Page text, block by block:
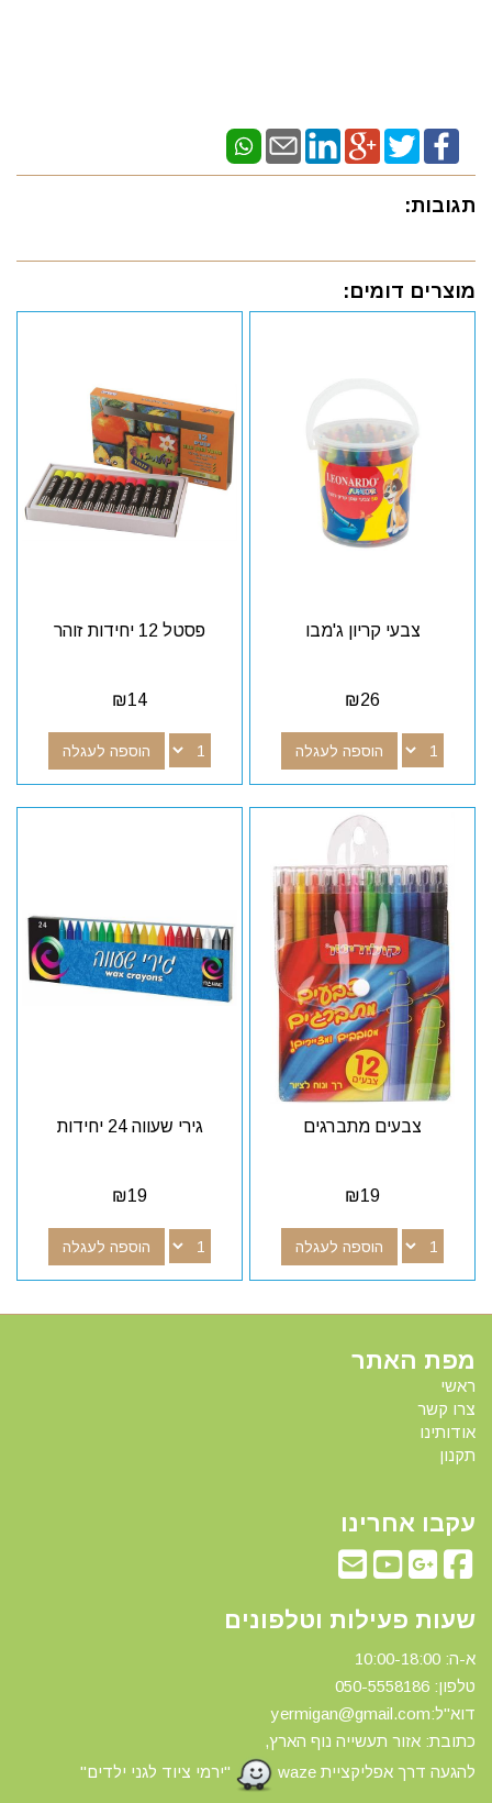
תגובות:
מוצרים דומים:
צבעי קריון ג'מבו
₪26
הוספה לעגלה
פסטל 12 יחידות זוהר
₪14
הוספה לעגלה
צבעים מתברגים
₪19
הוספה לעגלה
גירי שעווה 24 יחידות
₪19
הוספה לעגלה
מפת האתר
ראשי
צרו קשר
אודותינו
תקנון
עקבו אחרינו
שעות פעילות וטלפונים
א-ה: 10:00-18:00
טלפון: 0 50-5558186
דוא"ל:yermigan@gmail.com
כתובת: אזור תעשייה נוף הארץ,
להגעה דרך אפליקציית waze
"ירמי ציוד לגני ילדים"